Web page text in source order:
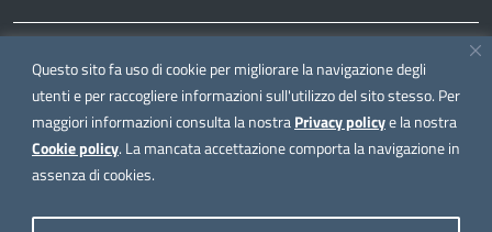
Questo sito fa uso di cookie per migliorare la navigazione degli
utenti e per raccogliere informazioni sull'utilizzo del sito stesso. Per
maggiori informazioni consulta la nostraPrivacy policye la nostra
Cookie policy. La mancata accettazione comporta la navigazione in
assenza di cookies.
inpa@funzionepubblica.it
FAQ
FAQ – Domande e risposte
Seguici su